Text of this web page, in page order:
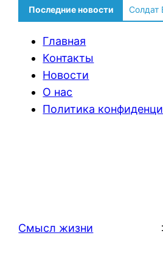
Последние новости
Главная
Контакты
Новости
О нас
Политика
Смысл жизни